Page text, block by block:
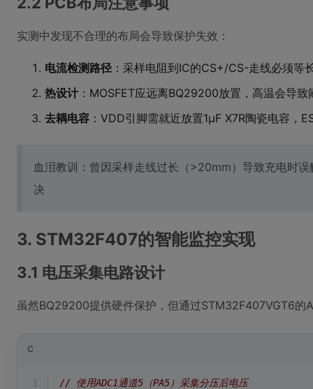
实测中发现不合理的布局会导致保护失效：
电流检测路径 ：采样电阻到IC的CS+/CS-走线必须等
热设计 ：MOSFET应远离BQ29200放置，高温会导致
去耦电容 ：VDD引脚需就近放置1μF X7R陶瓷电容，
血泪教训：曾因采样走线过长（>20mm）导致充电时
决
3. STM32F407的智能监控实现
3.1 电压采集电路设计
虽然BQ29200提供硬件保护，但通过STM32F407VGT6的
C
1
// 使用ADC1通道5（PA5）采集分压后电压